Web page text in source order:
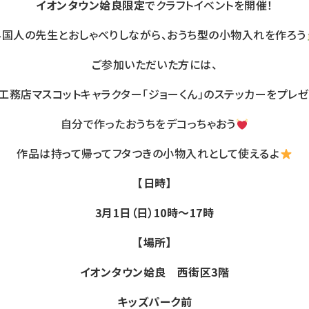
イオンタウン姶良限定でクラフトイベントを開催！
人の先生とおしゃべりしながら、おうち型の小物入れを作ろう
ご参加いただいた方には、
務店マスコットキャラクター「ジョーくん」のステッカーをプレゼ
自分で作ったおうちをデコっちゃおう
作品は持って帰ってフタつきの小物入れとして使えるよ
【日時】
3月1日（日）10時～17時
【場所】
イオンタウン姶良 西街区3階
キッズパーク前